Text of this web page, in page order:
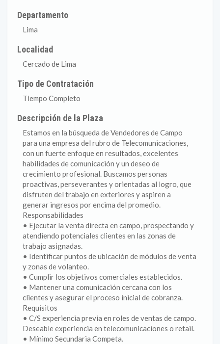
Departamento
Lima
Localidad
Cercado de Lima
Tipo de Contratación
Tiempo Completo
Descripción de la Plaza
Estamos en la búsqueda de Vendedores de Campo
para una empresa del rubro de Telecomunicaciones,
con un fuerte enfoque en resultados, excelentes
habilidades de comunicación y un deseo de
crecimiento profesional. Buscamos personas
proactivas, perseverantes y orientadas al logro, que
disfruten del trabajo en exteriores y aspiren a
generar ingresos por encima del promedio.
Responsabilidades
• Ejecutar la venta directa en campo, prospectando y
atendiendo potenciales clientes en las zonas de
trabajo asignadas.
• Identificar puntos de ubicación de módulos de venta
y zonas de volanteo.
• Cumplir los objetivos comerciales establecidos.
• Mantener una comunicación cercana con los
clientes y asegurar el proceso inicial de cobranza.
Requisitos
• C/S experiencia previa en roles de ventas de campo.
Deseable experiencia en telecomunicaciones o retail.
• Mínimo Secundaria Competa.